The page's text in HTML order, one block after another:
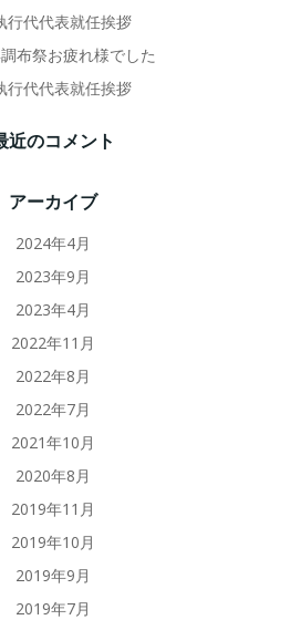
行代代表就任挨拶
布祭お疲れ様でした
行代代表就任挨拶
近のコメント
アーカイブ
2024年4月
2023年9月
2023年4月
2022年11月
2022年8月
2022年7月
2021年10月
2020年8月
2019年11月
2019年10月
2019年9月
2019年7月